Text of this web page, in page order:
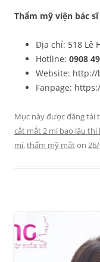
Thẩm mỹ viện bác
Địa chỉ: 518 Lê
Hotline: 0908
Website: http://
Fanpage:
Mục này được đăng tải
cắt mắt 2 mí bao lâu thì
mí,thẩm mỹ mắton